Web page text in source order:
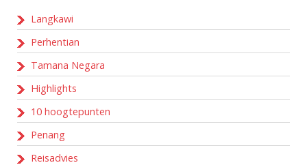
Langkawi
Perhentian
Tamana Negara
Highlights
10 hoogtepunten
Penang
Reisadvies